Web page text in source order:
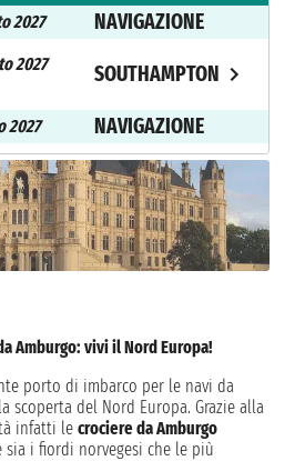
2027 NAVIGAZIONE
2027
SOUTHAMPTON
2027 NAVIGAZIONE
2027
MANDAL
2027
BERGEN
2027
2027
NORDFJORDEID
2027 NAVIGAZIONE
Amburgo: vivi il Nord Europa!
porto di imbarco per le navi da
scoperta del Nord Europa. Grazie alla
infatti le crociere da Amburgo
sia i fiordi norvegesi che le più